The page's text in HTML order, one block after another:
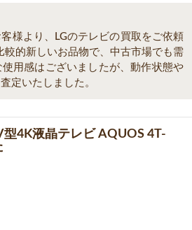
様より、LGのテレビの買取をご依頼
的新しいお品物で、中古市場でも需
用感はございましたが、動作状態や
定いたしました。
4K液晶テレビ AQUOS 4T-